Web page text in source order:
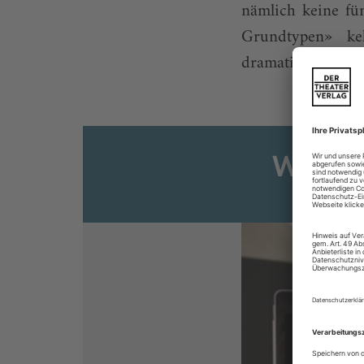
nämlich keine
Grundtypen»
dramatischer ...
Sie